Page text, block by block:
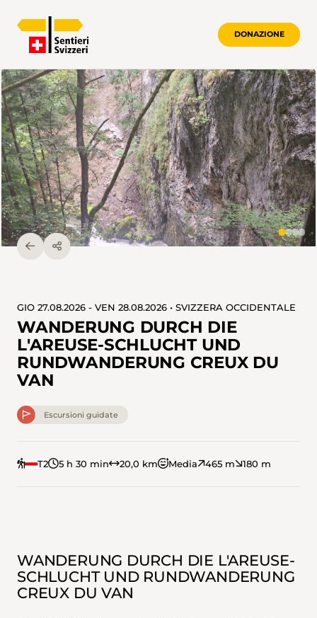
DONAZIONE
GIO 27.08.2026 - VEN 28.08.2026 • SVIZZERA OCCIDENTALE
WANDERUNG DURCH DIE
L'AREUSE-SCHLUCHT UND
RUNDWANDERUNG CREUX DU
VAN
Escursioni guidate
T2 5 h 30 min 20,0 km Media 465 m 180 m
WANDERUNG DURCH DIE L'AREUSE-
SCHLUCHT UND RUNDWANDERUNG
CREUX DU VAN